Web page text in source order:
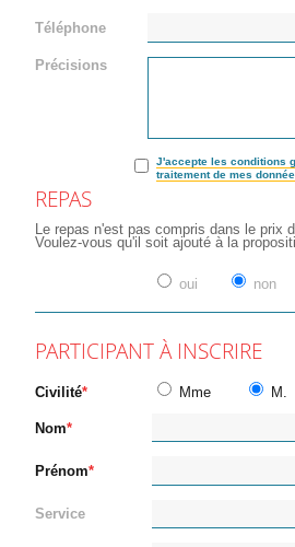
Téléphone
Précisions
J'accepte les conditions
traitement de mes
REPAS
Le repas n'est pas compris dans le prix
Voulez-vous qu'il soit ajouté à la
oui non
PARTICIPANT À INSCRIRE
Civilité Mme M.
Nom
Prénom
Service